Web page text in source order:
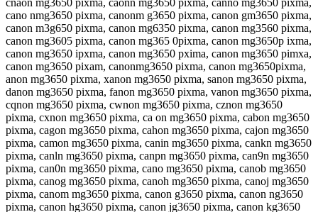
cnaon mg3650 pixma, caonn mg3650 pixma, canno mg3650 pixma,
cano nmg3650 pixma, canonm g3650 pixma, canon gm3650 pixma,
canon m3g650 pixma, canon mg6350 pixma, canon mg3560 pixma,
canon mg3605 pixma, canon mg365 0pixma, canon mg3650p ixma,
canon mg3650 ipxma, canon mg3650 pxima, canon mg3650 pimxa,
canon mg3650 pixam, canonmg3650 pixma, canon mg3650pixma,
anon mg3650 pixma, xanon mg3650 pixma, sanon mg3650 pixma,
danon mg3650 pixma, fanon mg3650 pixma, vanon mg3650 pixma,
cqnon mg3650 pixma, cwnon mg3650 pixma, cznon mg3650
pixma, cxnon mg3650 pixma, ca on mg3650 pixma, cabon mg3650
pixma, cagon mg3650 pixma, cahon mg3650 pixma, cajon mg3650
pixma, camon mg3650 pixma, canin mg3650 pixma, cankn mg3650
pixma, canln mg3650 pixma, canpn mg3650 pixma, can9n mg3650
pixma, can0n mg3650 pixma, cano mg3650 pixma, canob mg3650
pixma, canog mg3650 pixma, canoh mg3650 pixma, canoj mg3650
pixma, canom mg3650 pixma, canon g3650 pixma, canon ng3650
pixma, canon hg3650 pixma, canon jg3650 pixma, canon kg3650